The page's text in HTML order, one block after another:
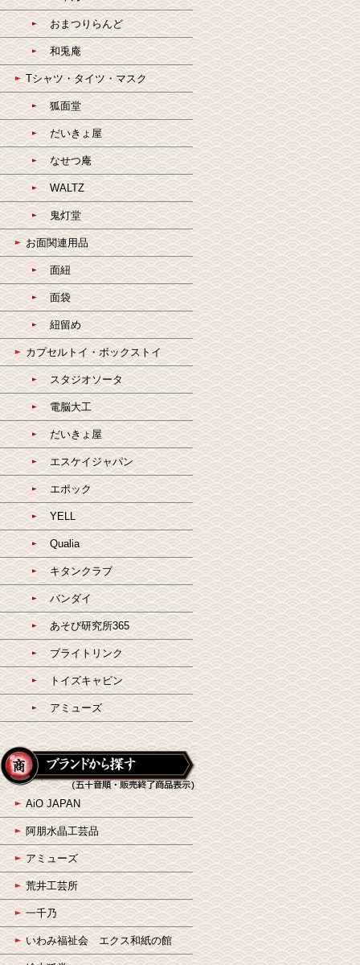
おまつりらんど
和兎庵
Tシャツ・タイツ・マスク
狐面堂
だいきょ屋
なせつ庵
WALTZ
鬼灯堂
お面関連用品
面紐
面袋
紐留め
カプセルトイ・ボックストイ
スタジオソータ
電脳大工
だいきょ屋
エスケイジャパン
エポック
YELL
Qualia
キタンクラブ
バンダイ
あそび研究所365
ブライトリンク
トイズキャビン
アミューズ
AiO JAPAN
阿朋水晶工芸品
アミューズ
荒井工芸所
一千乃
いわみ福祉会 エクス和紙の館